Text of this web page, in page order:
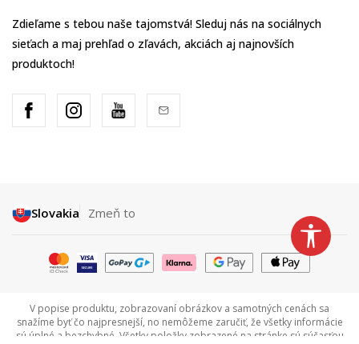
Zdieľame s tebou naše tajomstvá! Sleduj nás na sociálnych
sieťach a maj prehľad o zľavách, akciách aj najnovších
produktoch!
Slovakia Zmeň to
V popise produktu, zobrazovaní obrázkov a samotných cenách sa
snažíme byť čo najpresnejší, no nemôžeme zaručiť, že všetky informácie
sú úplné a bezchybné. Všetky položky zobrazené na stránke sú súčasťou